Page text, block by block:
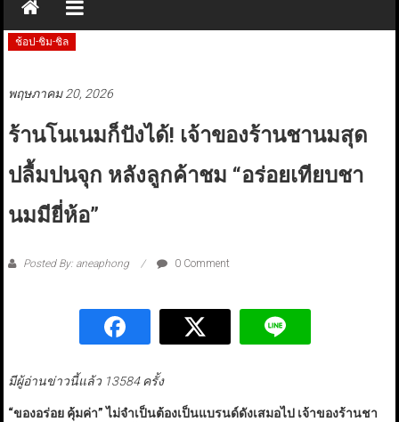
ช้อป-ชิม-ชิล
พฤษภาคม 20, 2026
ร้านโนเนมก็ปังได้! เจ้าของร้านชานมสุด
ปลื้มปนจุก หลังลูกค้าชม “อร่อยเทียบชา
นมมียี่ห้อ”
Posted By: aneaphong 0 Comment
มีผู้อ่านข่าวนี้แล้ว 13584 ครั้ง
“ของอร่อย คุ้มค่า”ไม่จำเป็นต้องเป็นแบรนด์ดังเสมอไป เจ้าของร้านชา